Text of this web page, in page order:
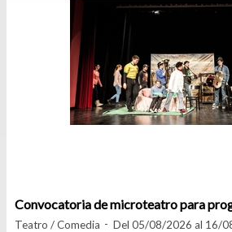
Convocatoria de microteatro para
Teatro / Comedia Del 05/08/2026 al 16/